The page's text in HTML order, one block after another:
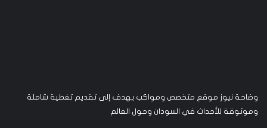
وضاحة نيوز موقع متخصص ومواكب يهدف إلى تقديم تغطية شاملة
وموثوقة للأحداث في السودان وحول العالم